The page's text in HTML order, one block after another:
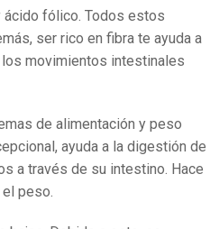
ácido fólico. Todos estos
ser rico en fibra te ayuda a
movimientos intestinales
de alimentación y peso
ayuda a la digestión de
a través de su intestino. Hace
peso.